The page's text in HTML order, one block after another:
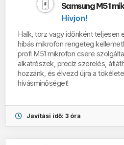
Samsung M51
Hívjon!
Halk, torz vagy időnként teljesen
hibás mikrofon rengeteg
profi M51 mikrofon csere
alkatrészek, precíz szerelés,
hozzánk, és élvezd újra a
hívásminőséget!
Javítási idő: 3 óra